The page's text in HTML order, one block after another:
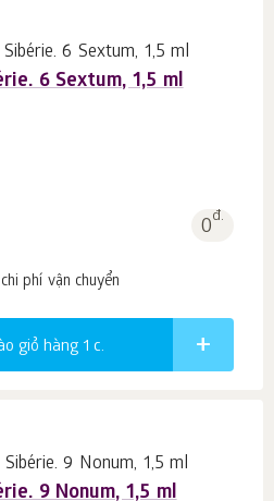
6 Sextum, 1,5 ml
0đ.
phí vận chuyển
giỏ hàng 1 c.
9 Nonum, 1,5 ml